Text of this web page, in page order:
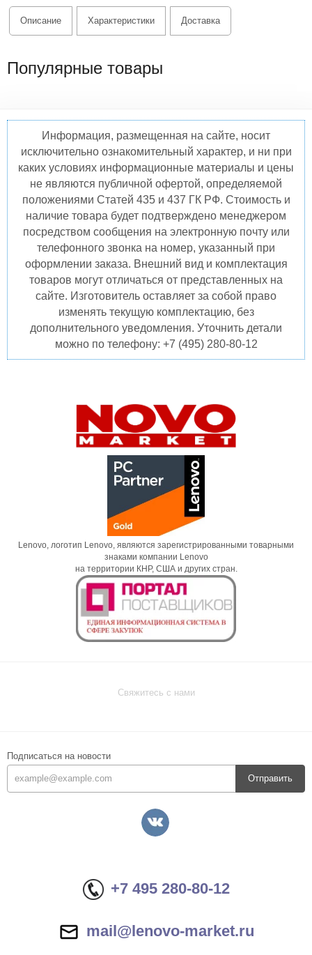
Описание Характеристики Доставка
Популярные товары
Информация, размещенная на сайте, носит
исключительно ознакомительный характер, и ни при
каких условиях информационные материалы и цены
не являются публичной офертой, определяемой
положениями Статей 435 и 437 ГК РФ. Стоимость и
наличие товара будет подтверждено менеджером
посредством сообщения на электронную почту или
телефонного звонка на номер, указанный при
оформлении заказа. Внешний вид и комплектация
товаров могут отличаться от представленных на
сайте. Изготовитель оставляет за собой право
изменять текущую комплектацию, без
дополнительного уведомления. Уточнить детали
можно по телефону: +7 (495) 280-80-12
Lenovo, логотип Lenovo, являются зарегистрированными товарными
знаками компании Lenovo
на территории КНР, США и других стран.
Свяжитесь с нами
Подписаться на новости
Отправить
+7 495 280-80-12
mail@lenovo-market.ru